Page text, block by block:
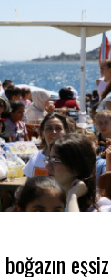
boğazın